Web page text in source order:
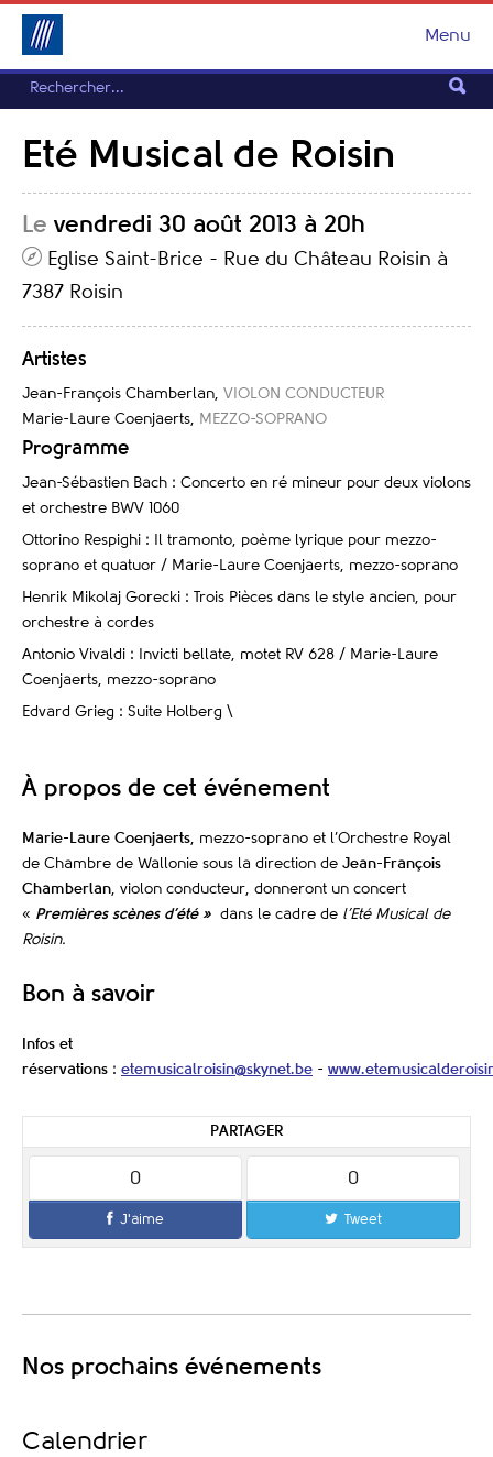
Menu
Eté Musical de Roisin
Le vendredi 30 août 2013 à 20h
Eglise Saint-Brice - Rue du Château Roisin à
7387 Roisin
Artistes
Jean-François Chamberlan, VIOLON CONDUCTEUR
Marie-Laure Coenjaerts, MEZZO-SOPRANO
Programme
Jean-Sébastien Bach : Concerto en ré mineur pour deux violons
et orchestre BWV 1060
Ottorino Respighi : Il tramonto, poème lyrique pour mezzo-
soprano et quatuor / Marie-Laure Coenjaerts, mezzo-soprano
Henrik Mikolaj Gorecki : Trois Pièces dans le style ancien, pour
orchestre à cordes
Antonio Vivaldi : Invicti bellate, motet RV 628 / Marie-Laure
Coenjaerts, mezzo-soprano
Edvard Grieg : Suite Holberg \
À propos de cet événement
Marie-Laure Coenjaerts, mezzo-soprano et l’Orchestre Royal
de Chambre de Wallonie sous la direction de Jean-François
Chamberlan, violon conducteur, donneront un concert
« Premières scènes d’été » dans le cadre de l’Eté Musical de
Roisin.
Bon à savoir
Infos et
réservations : etemusicalroisin@skynet.be -
PARTAGER
0
J'aime
0
Tweet
Nos prochains événements
Calendrier